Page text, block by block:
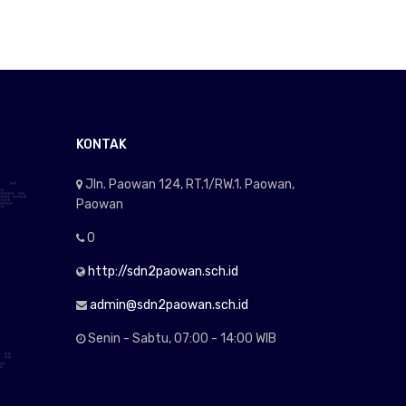
KONTAK
Jln. Paowan 124, RT.1/RW.1. Paowan,
Paowan
0
http://sdn2paowan.sch.id
admin@sdn2paowan.sch.id
Senin - Sabtu, 07:00 - 14:00 WIB